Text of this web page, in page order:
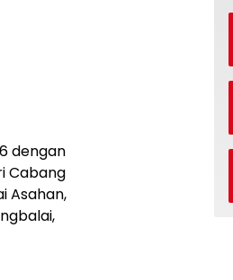
dengan
Cabang
Asahan,